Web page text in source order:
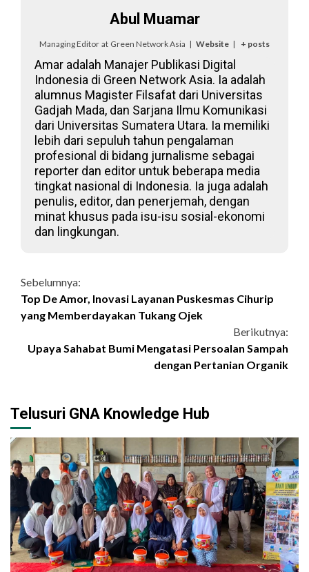
Abul Muamar
Managing Editor at Green Network Asia | Website | + posts
Amar adalah Manajer Publikasi Digital
Indonesia di Green Network Asia. Ia adalah
alumnus Magister Filsafat dari Universitas
Gadjah Mada, dan Sarjana Ilmu Komunikasi
dari Universitas Sumatera Utara. Ia memiliki
lebih dari sepuluh tahun pengalaman
profesional di bidang jurnalisme sebagai
reporter dan editor untuk beberapa media
tingkat nasional di Indonesia. Ia juga adalah
penulis, editor, dan penerjemah, dengan
minat khusus pada isu-isu sosial-ekonomi
dan lingkungan.
Continue
Reading
Sebelumnya:
Top De Amor, Inovasi Layanan Puskesmas Cihurip
yang Memberdayakan Tukang Ojek
Berikutnya:
Upaya Sahabat Bumi Mengatasi Persoalan Sampah
dengan Pertanian Organik
Telusuri GNA Knowledge Hub